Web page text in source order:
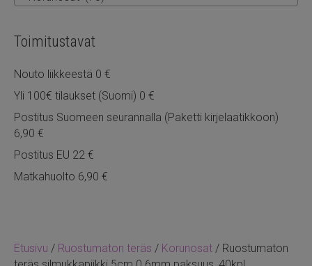
Etusivu / Ruostumaton teräs / Korunosat / Ruostumaton
Toimitustavat
Nouto liikkeestä 0 €
Yli 100€ tilaukset (Suomi) 0 €
Postitus Suomeen seurannalla (Paketti kirjelaatikkoon)
6,90 €
Postitus EU 22 €
Matkahuolto 6,90 €